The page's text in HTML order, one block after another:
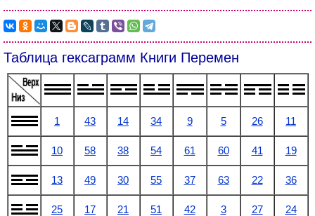
Таблица гексаграмм Книги Перемен
1 43 14 34 9 5 26 11
10 58 38 54 61 60 41 19
13 49 30 55 37 63 22 36
25 17 21 51 42 3 27 24